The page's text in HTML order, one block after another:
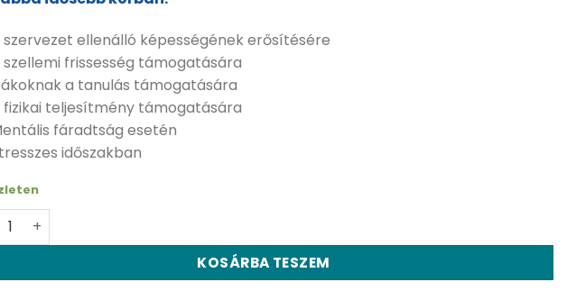
szervezet ellenálló képességének erősítésére
szellemi frissesség támogatására
a tanulás támogatására
fizikai teljesítmény támogatására
fáradtság esetén
időszakban
Chen Grapefruit cseppek ginsenggel - 30 ml mennyiség
KOSÁRBA TESZEM